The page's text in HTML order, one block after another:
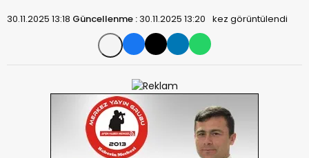
30.11.2025 13:18 Güncellenme :30.11.2025 13:20 kez görüntülendi